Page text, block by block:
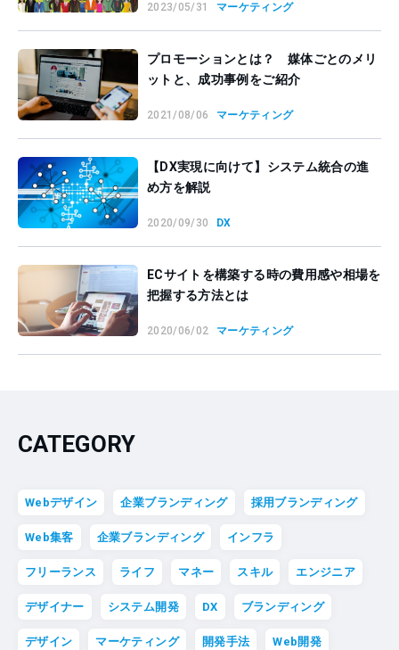
2023/05/31 マーケティング
プロモーションとは？ 媒体ごとのメリ
ットと、成功事例をご紹介
2021/08/06 マーケティング
【DX実現に向けて】システム統合の進
め方を解説
2020/09/30 DX
ECサイトを構築する時の費用感や相場を
把握する方法とは
2020/06/02 マーケティング
CATEGORY
Webデザイン 企業ブランディング 採用ブランディング
Web集客 企業ブランディング インフラ
フリーランス ライフ マネー スキル エンジニア
デザイナー システム開発 DX ブランディング
デザイン マーケティング 開発手法 Web開発